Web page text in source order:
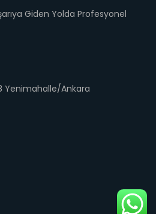
Giden Yolda Profesyonel
Yenimahalle/Ankara